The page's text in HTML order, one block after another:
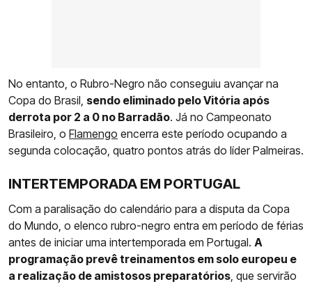
No entanto, o Rubro-Negro não conseguiu avançar na
Copa do Brasil, sendo eliminado pelo Vitória após
derrota por 2 a 0 no Barradão. Já no Campeonato
Brasileiro, o Flamengo encerra este período ocupando a
segunda colocação, quatro pontos atrás do líder Palmeiras.
INTERTEMPORADA EM PORTUGAL
Com a paralisação do calendário para a disputa da Copa
do Mundo, o elenco rubro-negro entra em período de férias
antes de iniciar uma intertemporada em Portugal. A
programação prevê treinamentos em solo europeu e
a realização de amistosos preparatórios , que servirão